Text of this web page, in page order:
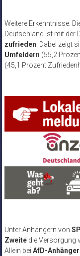
Weitere Erkenntnisse:
Deutschland ist mit der
zufrieden . Dabei zeigt
Umfeldern (55,2
(45,1 Prozent
Unter Anhängern von
Zweitedie Versorgung
Allein bei AfD-